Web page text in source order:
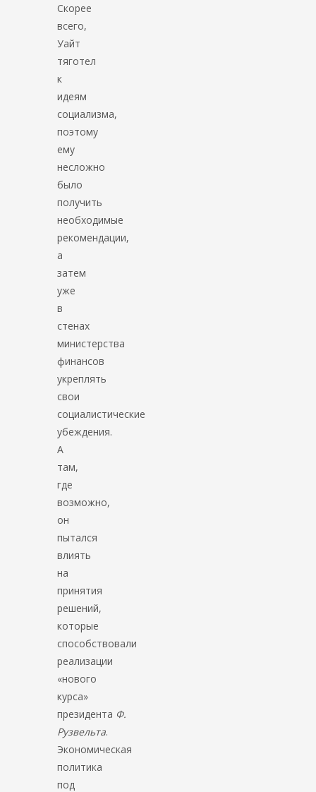
Скорее
всего,
Уайт
тяготел
к
идеям
социализма,
поэтому
ему
несложно
было
получить
необходимые
рекомендации,
а
затем
уже
в
стенах
министерства
финансов
укреплять
свои
социалистические
убеждения.
А
там,
где
возможно,
он
пытался
влиять
на
принятия
решений,
которые
способствовали
реализации
«нового
курса»
президента Ф.
Рузвельта.
Экономическая
политика
под